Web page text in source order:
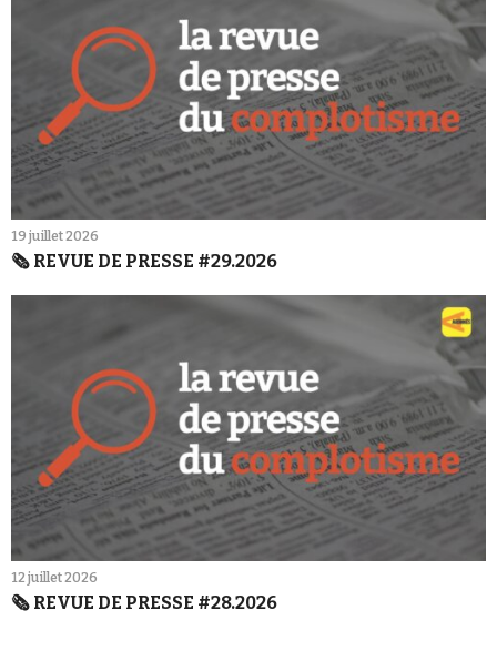
19 juillet 2026
🗞️ REVUE DE PRESSE #29.2026
12 juillet 2026
🗞️ REVUE DE PRESSE #28.2026